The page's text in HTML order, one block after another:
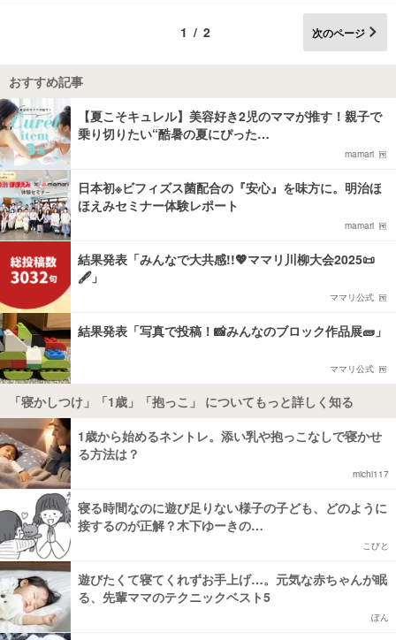
1/2 次のページ
おすすめ記事
【夏こそキュレル】美容好き2児のママが推す！親子で
乗り切りたい“酷暑の夏にぴった…
mamari
日本初※ビフィズス菌配合の『安心』を味方に。明治ほ
ほえみセミナー体験レポート
mamari
結果発表「みんなで大共感!!💖ママリ川柳大会2025📜
🖋️」
ママリ公式
結果発表「写真で投稿！📸みんなのブロック作品展🧱」
ママリ公式
「寝かしつけ」「1歳」「抱っこ」 についてもっと詳しく知る
1歳から始めるネントレ。添い乳や抱っこなしで寝かせ
る方法は？
michi117
寝る時間なのに遊び足りない様子の子ども、どのように
接するのが正解？木下ゆーきの…
こびと
遊びたくて寝てくれずお手上げ…。元気な赤ちゃんが眠
る、先輩ママのテクニックベスト5
ぽん